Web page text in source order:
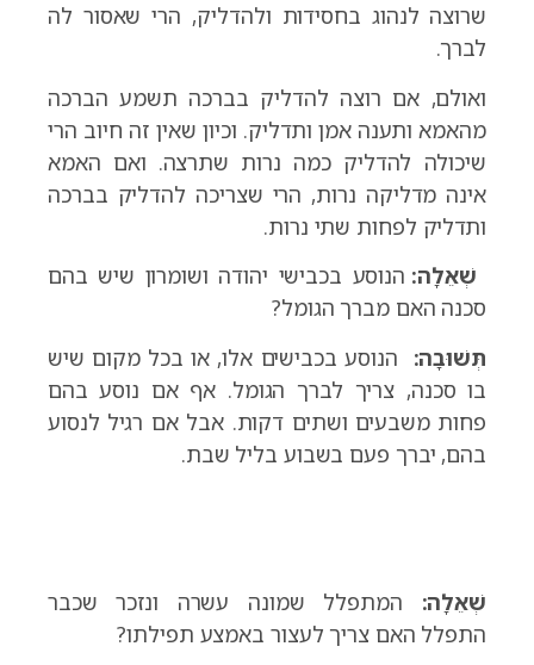
שרוצה לנהוג בחסידות ולהדליק, הרי שאסור לה
לברך.
ואולם, אם רוצה להדליק בברכה תשמע הברכה
מהאמא ותענה אמן ותדליק. וכיון שאין זה חיוב הרי
שיכולה להדליק כמה נרות שתרצה. ואם האמא
אינה מדליקה נרות, הרי שצריכה להדליק בברכה
ותדליק לפחות שתי נרות.
שְׁאֵלָה: הנוסע בכבישי יהודה ושומרון שיש בהם
סכנה האם מברך הגומל?
תְּשׁוּבָה: הנוסע בכבישים אלו, או בכל מקום שיש
בו סכנה, צריך לברך הגומל. אף אם נוסע בהם
פחות משבעים ושתים דקות. אבל אם רגיל לנסוע
בהם, יברך פעם בשבוע בליל שבת.
שְׁאֵלָה: המתפלל שמונה עשרה ונזכר שכבר
התפלל האם צריך לעצור באמצע תפילתו?